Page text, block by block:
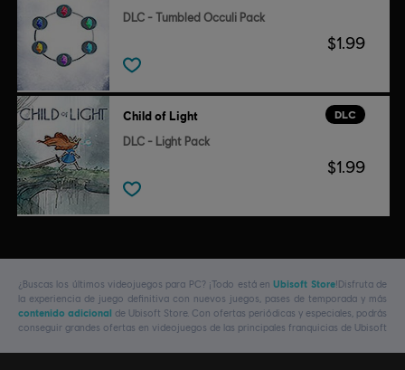
DLC - Tumbled Occuli Pack
$1.99
DLC
Child of Light
DLC - Light Pack
$1.99
¿Buscas los últimos videojuegos para PC? ¡Todo está enUbisoft Store!Disfruta de
la experiencia de juego definitiva con nuevos juegos, pases de temporada y más
contenido adicional de Ubisoft Store. Con ofertas periódicas y especiales, podrás
conseguir grandes ofertas en videojuegos de las principales franquicias de Ubisoft